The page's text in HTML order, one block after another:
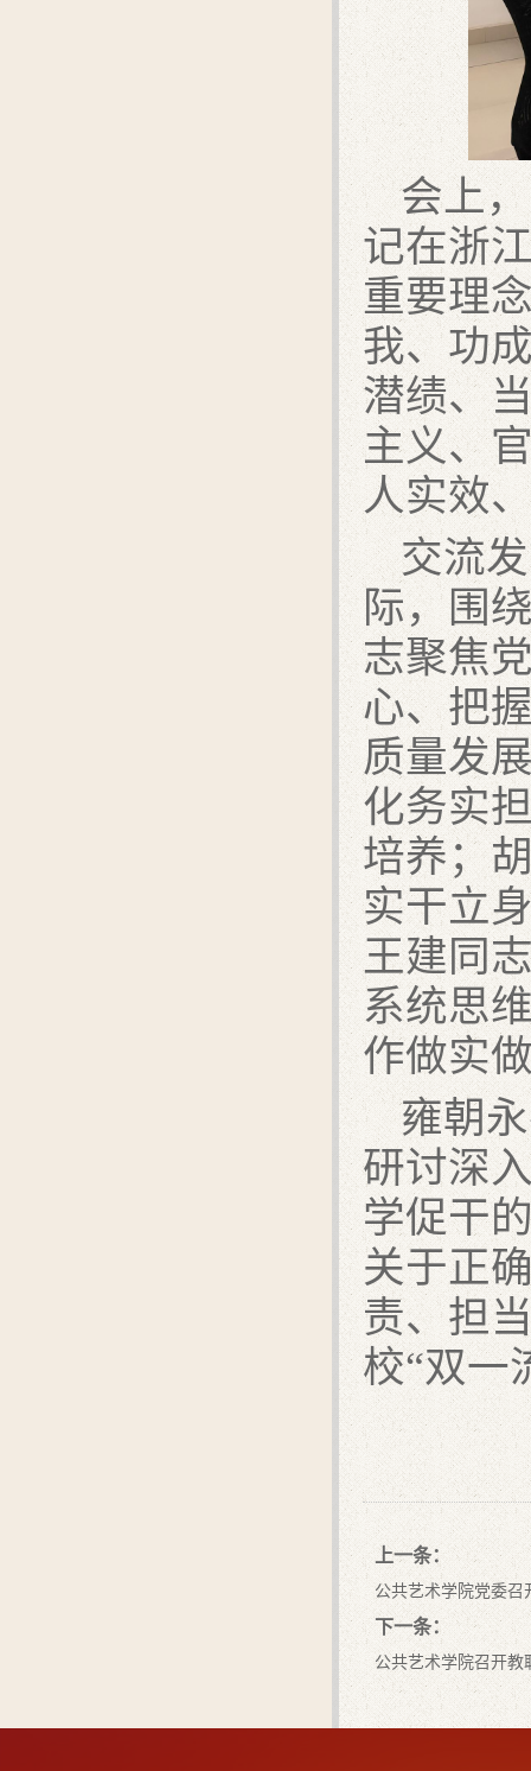
会上
记在浙
重要理
我、功
潜绩、
主义、
人实效
交流
际，围
志聚焦
心、把
质量发
化务实
培养；
实干立
王建同
系统思
作做实
雍朝
研讨深
学促干
关于正
责、担
校“双一
上一条：
公共艺术学院党委召
下一条：
公共艺术学院召开教